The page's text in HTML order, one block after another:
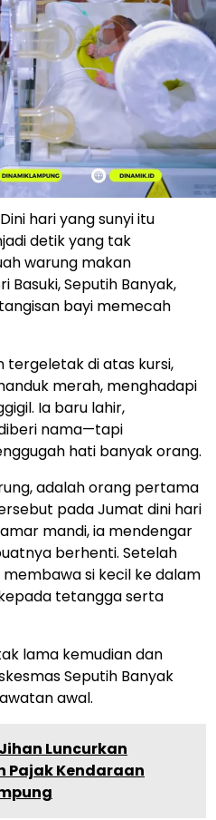
hari yang sunyi itu
detik yang tak
warung makan
Basuki, Seputih Banyak,
bayi memecah
tergeletak di atas kursi,
merah, menghadapi
Ia baru lahir,
nama—tapi
hati banyak orang.
adalah orang pertama
pada Jumat dini hari
mandi, ia mendengar
berhenti. Setelah
si kecil ke dalam
tetangga serta
lama kemudian dan
Seputih Banyak
awal.
Luncurkan
Pajak Kendaraan